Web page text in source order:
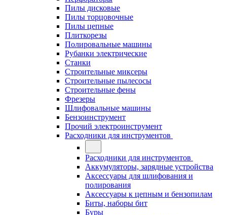
Пилы дисковые
Пилы торцовочные
Пилы цепные
Плиткорезы
Полировальные машины
Рубанки электрические
Станки
Строительные миксеры
Строительные пылесосы
Строительные фены
Фрезеры
Шлифовальные машины
Бензоинструмент
Прочий электроинструмент
Расходники для инструментов
Расходники для инструментов
Аккумуляторы, зарядные устройства
Аксессуары для шлифования и
полирования
Аксессуары к цепным и бензопилам
Биты, наборы бит
Буры